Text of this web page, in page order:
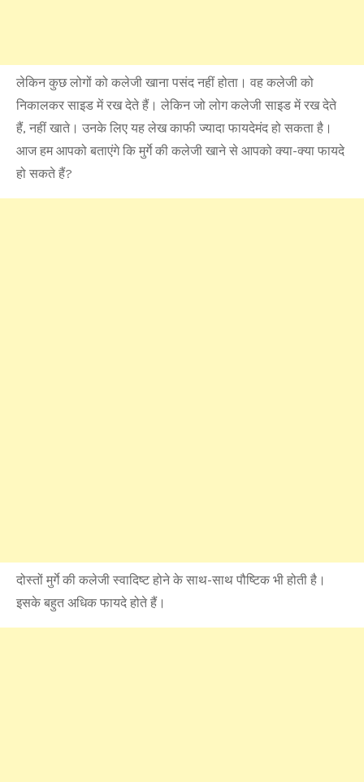
लेकिन कुछ लोगों को कलेजी खाना पसंद नहीं होता। वह कलेजी को
निकालकर साइड में रख देते हैं। लेकिन जो लोग कलेजी साइड में रख देते
हैं, नहीं खाते। उनके लिए यह लेख काफी ज्यादा फायदेमंद हो सकता है।
आज हम आपको बताएंगे कि मुर्गे की कलेजी खाने से आपको क्या-क्या फायदे
हो सकते हैं?
दोस्तों मुर्गे की कलेजी स्वादिष्ट होने के साथ-साथ पौष्टिक भी होती है।
इसके बहुत अधिक फायदे होते हैं।